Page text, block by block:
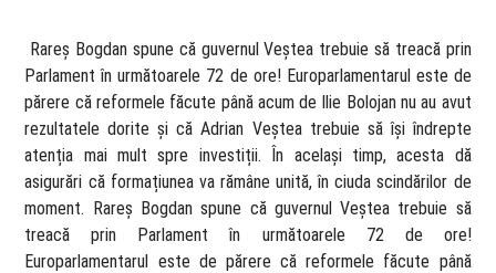
​ Rareș Bogdan spune că guvernul Veștea trebuie să treacă prin
Parlament în următoarele 72 de ore! Europarlamentarul este de
părere că reformele făcute până acum de Ilie Bolojan nu au avut
rezultatele dorite și că Adrian Veștea trebuie să își îndrepte
atenția mai mult spre investiții. În același timp, acesta dă
asigurări că formațiunea va rămâne unită, în ciuda scindărilor de
moment. Rareș Bogdan spune că guvernul Veștea trebuie să
treacă prin Parlament în următoarele 72 de ore!
Europarlamentarul este de părere că reformele făcute până